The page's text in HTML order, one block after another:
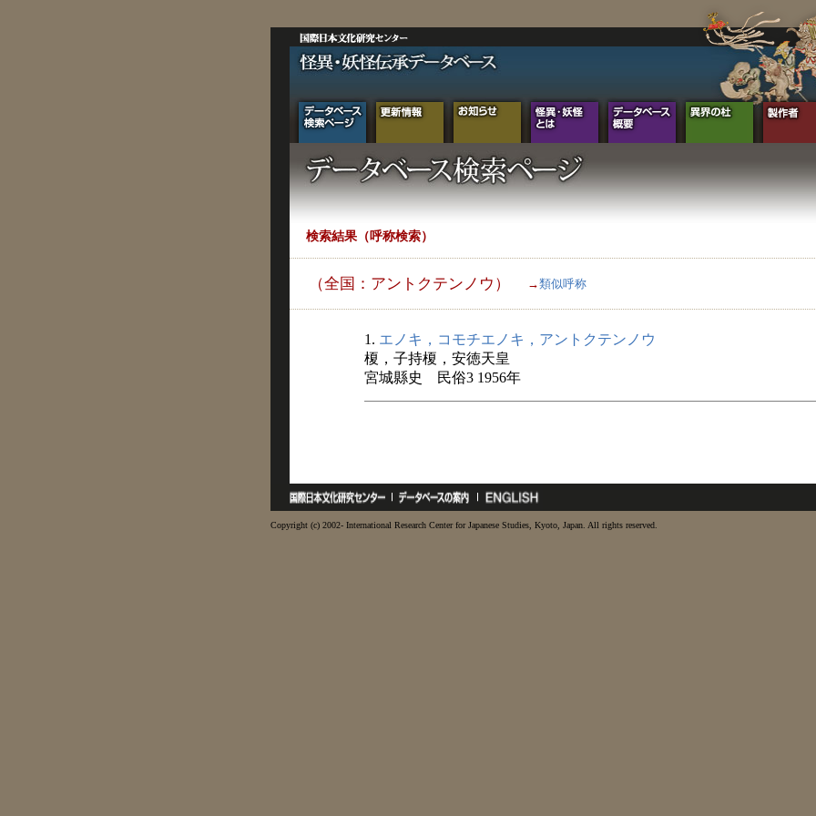
検索結果（呼称検索）
（全国：アントクテンノウ） →類似呼称
1. エノキ，コモチエノキ，アントクテンノウ
榎，子持榎，安徳天皇
宮城縣史 民俗3 1956年
Copyright (c) 2002- International Research Center for Japanese Studies, Kyoto, Japan. All rights reserved.